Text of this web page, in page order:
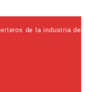
de la industria de